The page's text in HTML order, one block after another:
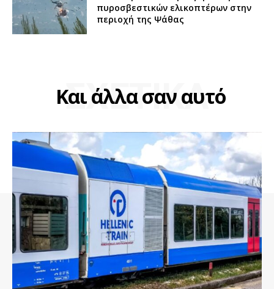
πυροσβεστικών ελικοπτέρων στην
περιοχή της Ψάθας
Και άλλα σαν αυτό
ΣΧΕΤΙΚΑ